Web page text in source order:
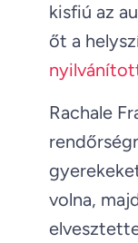
kisfiú az
őt a
Rachale
volna,